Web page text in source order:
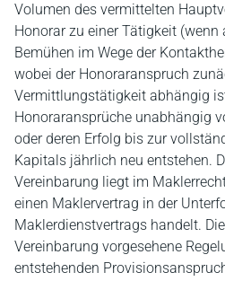
Volumen des vermittelten
Honorar zu einer Tätigkeit (wenn
Bemühen im Wege der
wobei der Honoraranspruch
Vermittlungstätigkeit abhängig
Honoraransprüche unabhängig
oder deren Erfolg bis zur
Kapitals jährlich neu entstehen.
Vereinbarung liegt im
einen Maklervertrag in der
Maklerdienstvertrags handelt.
Vereinbarung vorgesehene
entstehenden